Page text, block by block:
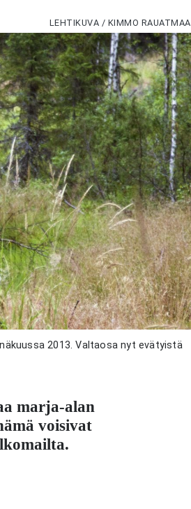
LEHTIKUVA / KIMMO RAUATMAA
2013. Valtaosa nyt evätyistä
marja-alan
voisivat